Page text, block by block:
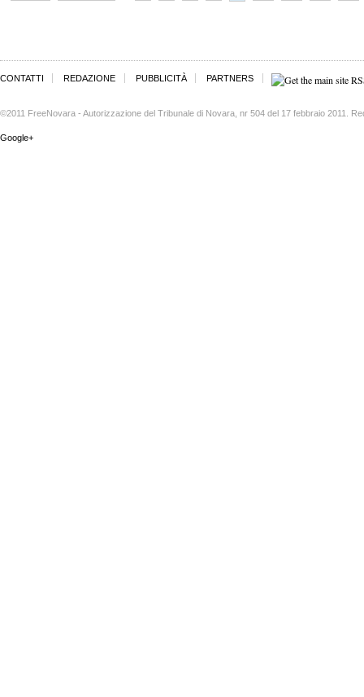
CONTATTI REDAZIONE PUBBLICITÀ PARTNERS
©2011 FreeNovara - Autorizzazione del Tribunale di Novara, nr 504 del 17 febbraio 2011.
Google+